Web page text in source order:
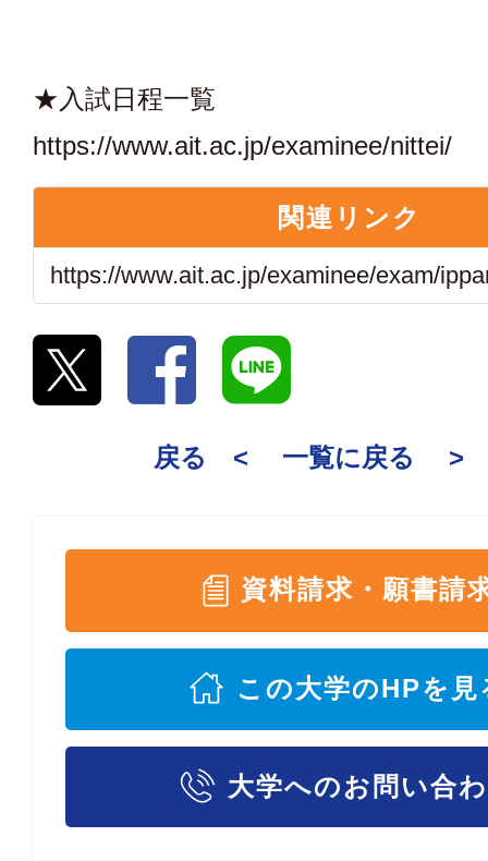
★入試日程一覧
https://www.ait.ac.jp/examinee/nittei/
関連リンク
https://www.ait.ac.jp/examinee/exam/
戻る < 一覧に戻る >
資料請求・願書請
この大学のHPを見
大学へのお問い合